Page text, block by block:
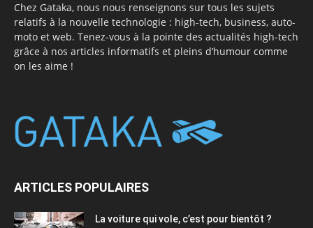
Chez Gataka, nous nous renseignons sur tous les sujets
relatifs à la nouvelle technologie : high-tech, business, auto-
moto et web. Tenez-vous à la pointe des actualités high-tech
grâce à nos articles informatifs et pleins d’humour comme
on les aime !
ARTICLES POPULAIRES
La voiture qui vole, c’est pour bientôt ?